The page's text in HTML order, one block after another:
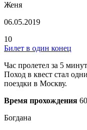
Женя
06.05.2019
10
Билет в один конец
Час пролетел за 5
Поход в квест стал
поездки в Москву.
Время прохождения
Богдана